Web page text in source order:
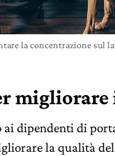
la concentrazione sul
ai dipendenti di
la qualità